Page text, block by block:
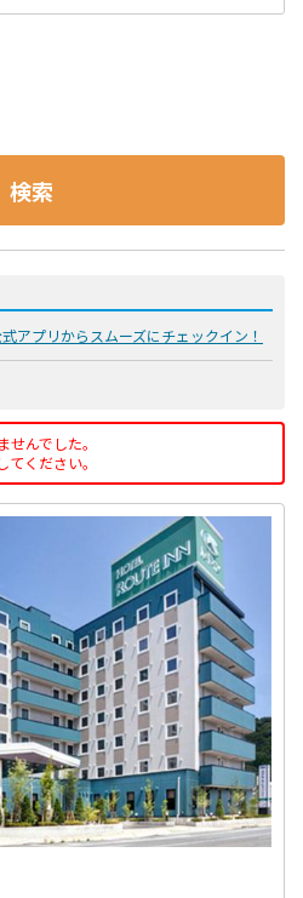
検索
アプリからスムーズにチェックイン！
んでした。
ください。